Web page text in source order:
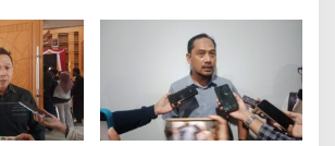
Pascatambang